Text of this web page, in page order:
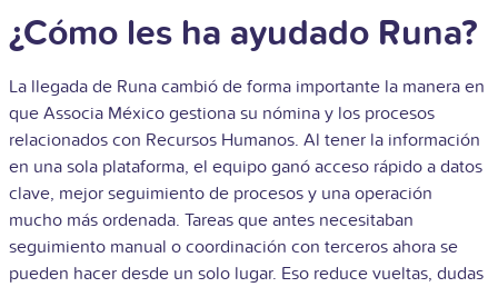
¿Cómo les ha ayudado Runa?
La llegada de Runa cambió de forma importante la manera en
que Associa México gestiona su nómina y los procesos
relacionados con Recursos Humanos. Al tener la información
en una sola plataforma, el equipo ganó acceso rápido a datos
clave, mejor seguimiento de procesos y una operación
mucho más ordenada. Tareas que antes necesitaban
seguimiento manual o coordinación con terceros ahora se
pueden hacer desde un solo lugar. Eso reduce vueltas, dudas